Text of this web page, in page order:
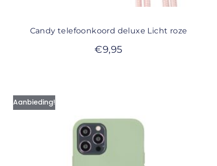
Candy telefoonkoord deluxe Licht roze
€9,95
Aanbieding!